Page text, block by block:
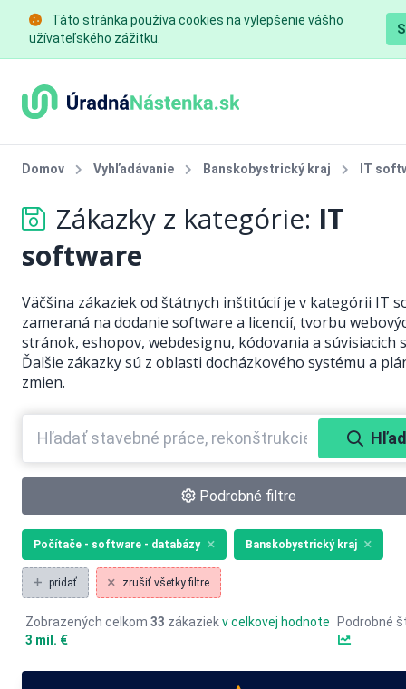
Táto stránka používa cookies na vylepšenie vášho
užívateľského zážitku.
Domov Vyhľadávanie Banskobystrický kraj IT
Zákazky z kategórie: IT
software
Väčšina zákaziek od štátnych inštitúcií je v kategórii IT
zameraná na dodanie software a licencií, tvorbu
stránok, eshopov, webdesignu, kódovania a súvisiacich
Ďalšie zákazky sú z oblasti docházkového systému a
zmien.
Podrobné filtre
Počítače - software - databázy Banskobystrický kraj
pridať zrušiť všetky filtre
Zobrazených celkom 33 zákaziekv celkovej hodnote
3 mil. €
Podrobné